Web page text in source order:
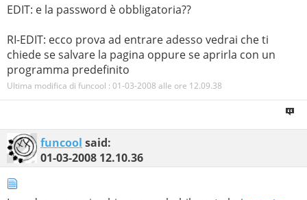
EDIT: e la password è obbligatoria??
RI-EDIT: ecco prova ad entrare adesso vedrai che ti
chiede se salvare la pagina oppure se aprirla con un
programma predefinito
Ultima modifica di funcool : 01-03-2008 alle ore 12.09.38
funcool said:
01-03-2008 12.10.36